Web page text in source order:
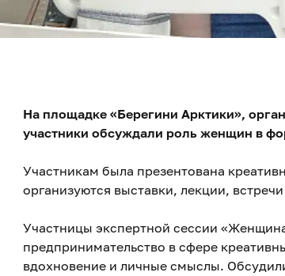
На площадке «Берегини Арктики»,
участники обсуждали роль женщин в
Участникам была презентована
организуются выставки, лекции,
Участницы экспертной сессии
предпринимательство в сфере
вдохновение и личные смыслы.